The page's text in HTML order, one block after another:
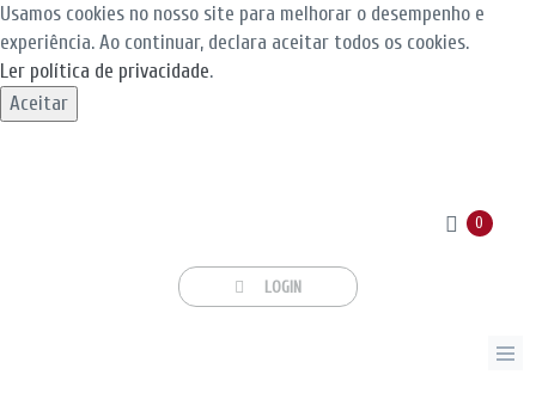
Usamos cookies no nosso site para melhorar o desempenho e
experiência. Ao continuar, declara aceitar todos os cookies.
Ler política de privacidade.
Aceitar
0
LOGIN